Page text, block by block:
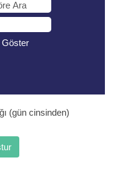
Göster
(gün cinsinden)